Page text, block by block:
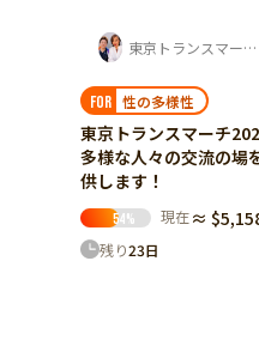
東京トランスマーチ実行委員会
性の多様性
東京トランスマーチ2026は
多様な人々の交流の場を提
供します！
% 現在 ≈ $5,158.83
23日